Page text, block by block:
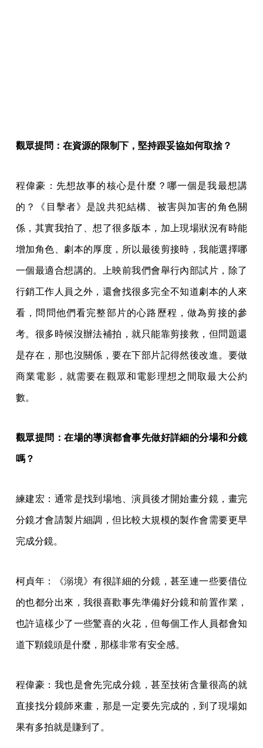
觀眾提問：在資源的限制下，堅持跟妥協如何取捨？
程偉豪：先想故事的核心是什麼？哪一個是我最想講
的？《目擊者》是說共犯結構、被害與加害的角色關
係，其實我拍了、想了很多版本，加上現場狀況有時能
增加角色、劇本的厚度，所以最後剪接時，我能選擇哪
一個最適合想講的。上映前我們會舉行內部試片，除了
行銷工作人員之外，還會找很多完全不知道劇本的人來
看，問問他們看完整部片的心路歷程，做為剪接的參
考。很多時候沒辦法補拍，就只能靠剪接救，但問題還
是存在，那也沒關係，要在下部片記得然後改進。要做
商業電影，就需要在觀眾和電影理想之間取最大公約
數。
觀眾提問：在場的導演都會事先做好詳細的分場和分鏡
嗎？
練建宏：通常是找到場地、演員後才開始畫分鏡，畫完
分鏡才會請製片細調，但比較大規模的製作會需要更早
完成分鏡。
柯貞年：《溺境》有很詳細的分鏡，甚至連一些要借位
的也都分出來，我很喜歡事先準備好分鏡和前置作業，
也許這樣少了一些驚喜的火花，但每個工作人員都會知
道下顆鏡頭是什麼，那樣非常有安全感。
程偉豪：我也是會先完成分鏡，甚至技術含量很高的就
直接找分鏡師來畫，那是一定要先完成的，到了現場如
果有多拍就是賺到了。